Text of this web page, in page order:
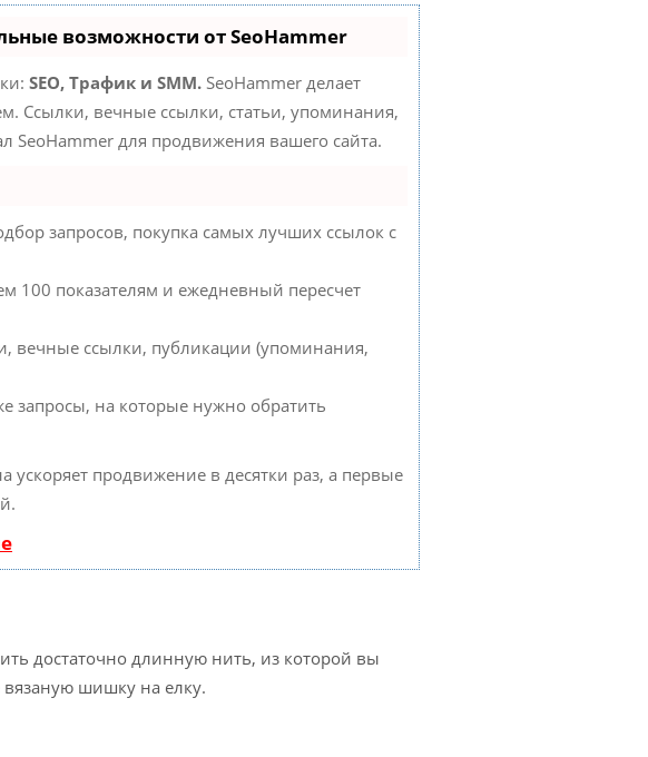
возможности от SeoHammer
SEO, Трафик и SMM. SeoHammer делает
Ссылки, вечные ссылки, статьи, упоминания,
SeoHammer для продвижения вашего сайта.
запросов, покупка самых лучших ссылок с
100 показателям и ежедневный пересчет
вечные ссылки, публикации (упоминания,
запросы, на которые нужно обратить
ускоряет продвижение в десятки раз, а первые
достаточно длинную нить, из которой вы
вязаную шишку на елку.